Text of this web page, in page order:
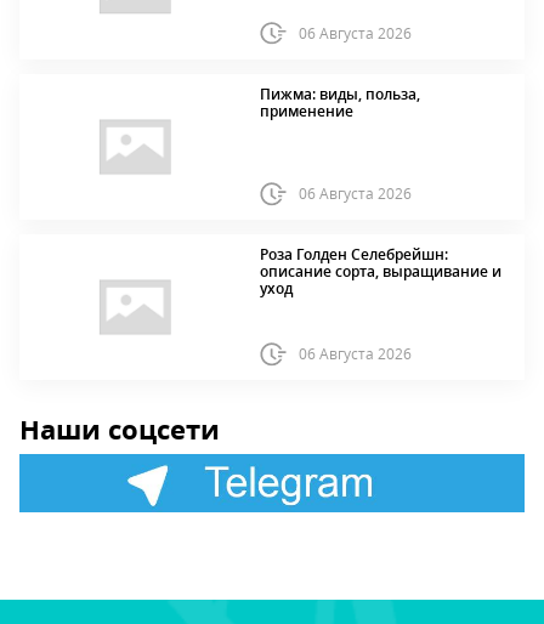
06 Августа 2026
Пижма: виды, польза,
применение
06 Августа 2026
Роза Голден Селебрейшн:
описание сорта, выращивание и
уход
06 Августа 2026
Наши соцсети